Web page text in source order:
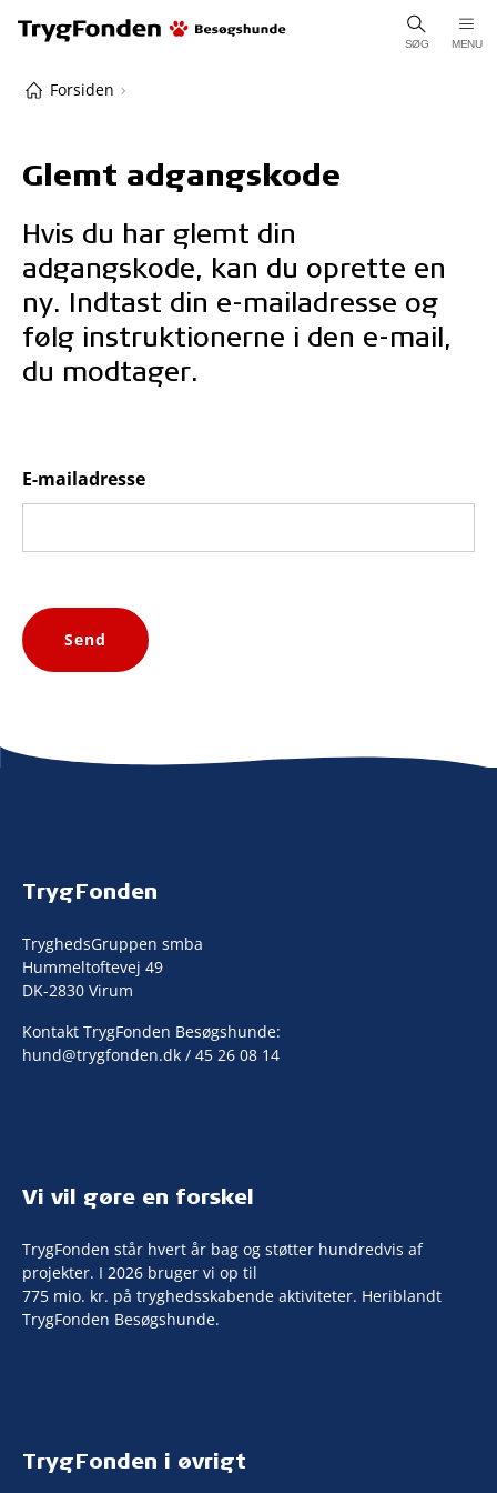
MENU
SØG
Forsiden
Glemt adgangskode
Hvis du har glemt din
adgangskode, kan du oprette en
ny. Indtast din e-mailadresse og
følg instruktionerne i den e-mail,
du modtager.
E-mailadresse
Send
TrygFonden
TryghedsGruppen smba
Hummeltoftevej 49
DK-2830 Virum
Kontakt TrygFonden Besøgshunde:
hund@trygfonden.dk / 45 26 08 14
Vi vil gøre en forskel
TrygFonden står hvert år bag og støtter hundredvis af
projekter. I 2026 bruger vi op til
775 mio. kr. på tryghedsskabende aktiviteter. Heriblandt
TrygFonden Besøgshunde.
TrygFonden i øvrigt